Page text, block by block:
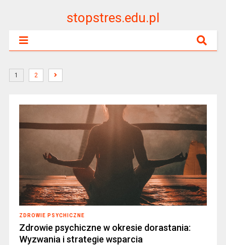
stopstres.edu.pl
1 2
ZDROWIE PSYCHICZNE
Zdrowie psychiczne w okresie dorastania:
Wyzwania i strategie wsparcia